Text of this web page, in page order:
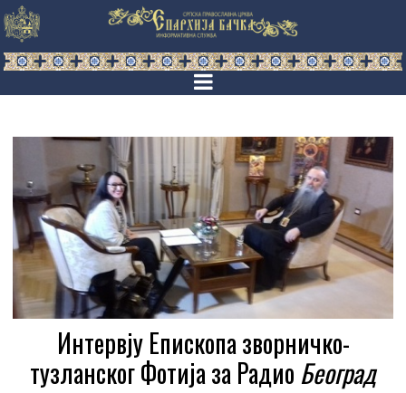
Интервју Епископа зворничко-
тузланског Фотија за РадиоБеоград